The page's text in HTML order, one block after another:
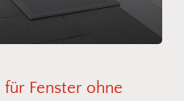
für Fenster ohne